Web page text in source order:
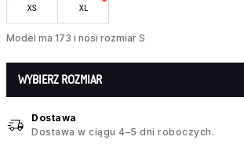
XS XL
Model ma 173 i nosi rozmiar S
WYBIERZ ROZMIAR
Dostawa
Dostawa w ciągu 4–5 dni roboczych.